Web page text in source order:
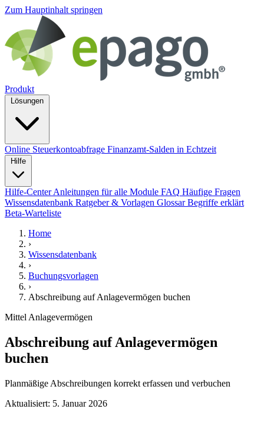
Zum Hauptinhalt springen
Produkt
Online Steuerkontoabfrage Finanzamt-Salden in Echtzeit
Hilfe-Center Anleitungen für alle Module FAQ Häufige Fragen
Wissensdatenbank Ratgeber & Vorlagen Glossar Begriffe erklärt
Beta-Warteliste
Home
›
Wissensdatenbank
›
Buchungsvorlagen
›
Abschreibung auf Anlagevermögen buchen
Mittel Anlagevermögen
Abschreibung auf Anlagevermögen
buchen
Planmäßige Abschreibungen korrekt erfassen und verbuchen
Aktualisiert: 5. Januar 2026